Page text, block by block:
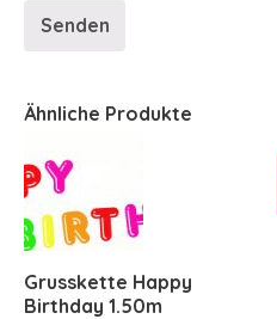
Ähnliche Produkte
Grusskette Happy
Birthday 1.50m